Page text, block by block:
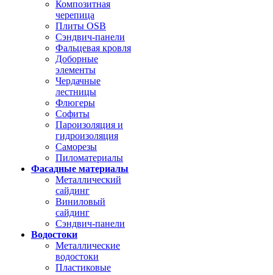
Композитная
черепица
Плиты OSB
Сэндвич-панели
Фальцевая кровля
Доборные
элементы
Чердачные
лестницы
Флюгеры
Софиты
Пароизоляция и
гидроизоляция
Саморезы
Пиломатериалы
Фасадные материалы
Металлический
сайдинг
Виниловый
сайдинг
Сэндвич-панели
Водостоки
Металлические
водостоки
Пластиковые